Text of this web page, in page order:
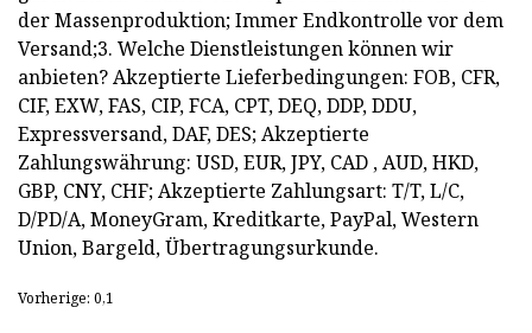
der Massenproduktion; Immer Endkontrolle vor dem
Versand;3. Welche Dienstleistungen können wir
anbieten? Akzeptierte Lieferbedingungen: FOB, CFR,
CIF, EXW, FAS, CIP, FCA, CPT, DEQ, DDP, DDU,
Expressversand, DAF, DES; Akzeptierte
Zahlungswährung: USD, EUR, JPY, CAD , AUD, HKD,
GBP, CNY, CHF; Akzeptierte Zahlungsart: T/T, L/C,
D/PD/A, MoneyGram, Kreditkarte, PayPal, Western
Union, Bargeld, Übertragungsurkunde.
Vorherige: 0,1